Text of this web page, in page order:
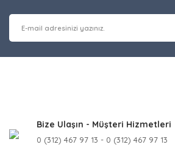
Bize Ulaşın - Müşteri Hizmetleri
0 (312) 467 97 13 - 0 (312) 467 97 13